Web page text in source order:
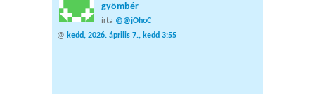
gyömbér
írta @@jOhoC
@ kedd, 2026. április 7., kedd 3:55